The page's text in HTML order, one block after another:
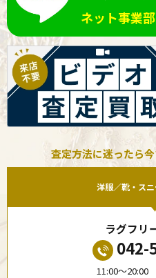
ネット事業
査定方法に迷ったら
洋服／靴・ス
ラグフリ
042-
11:00〜20:00